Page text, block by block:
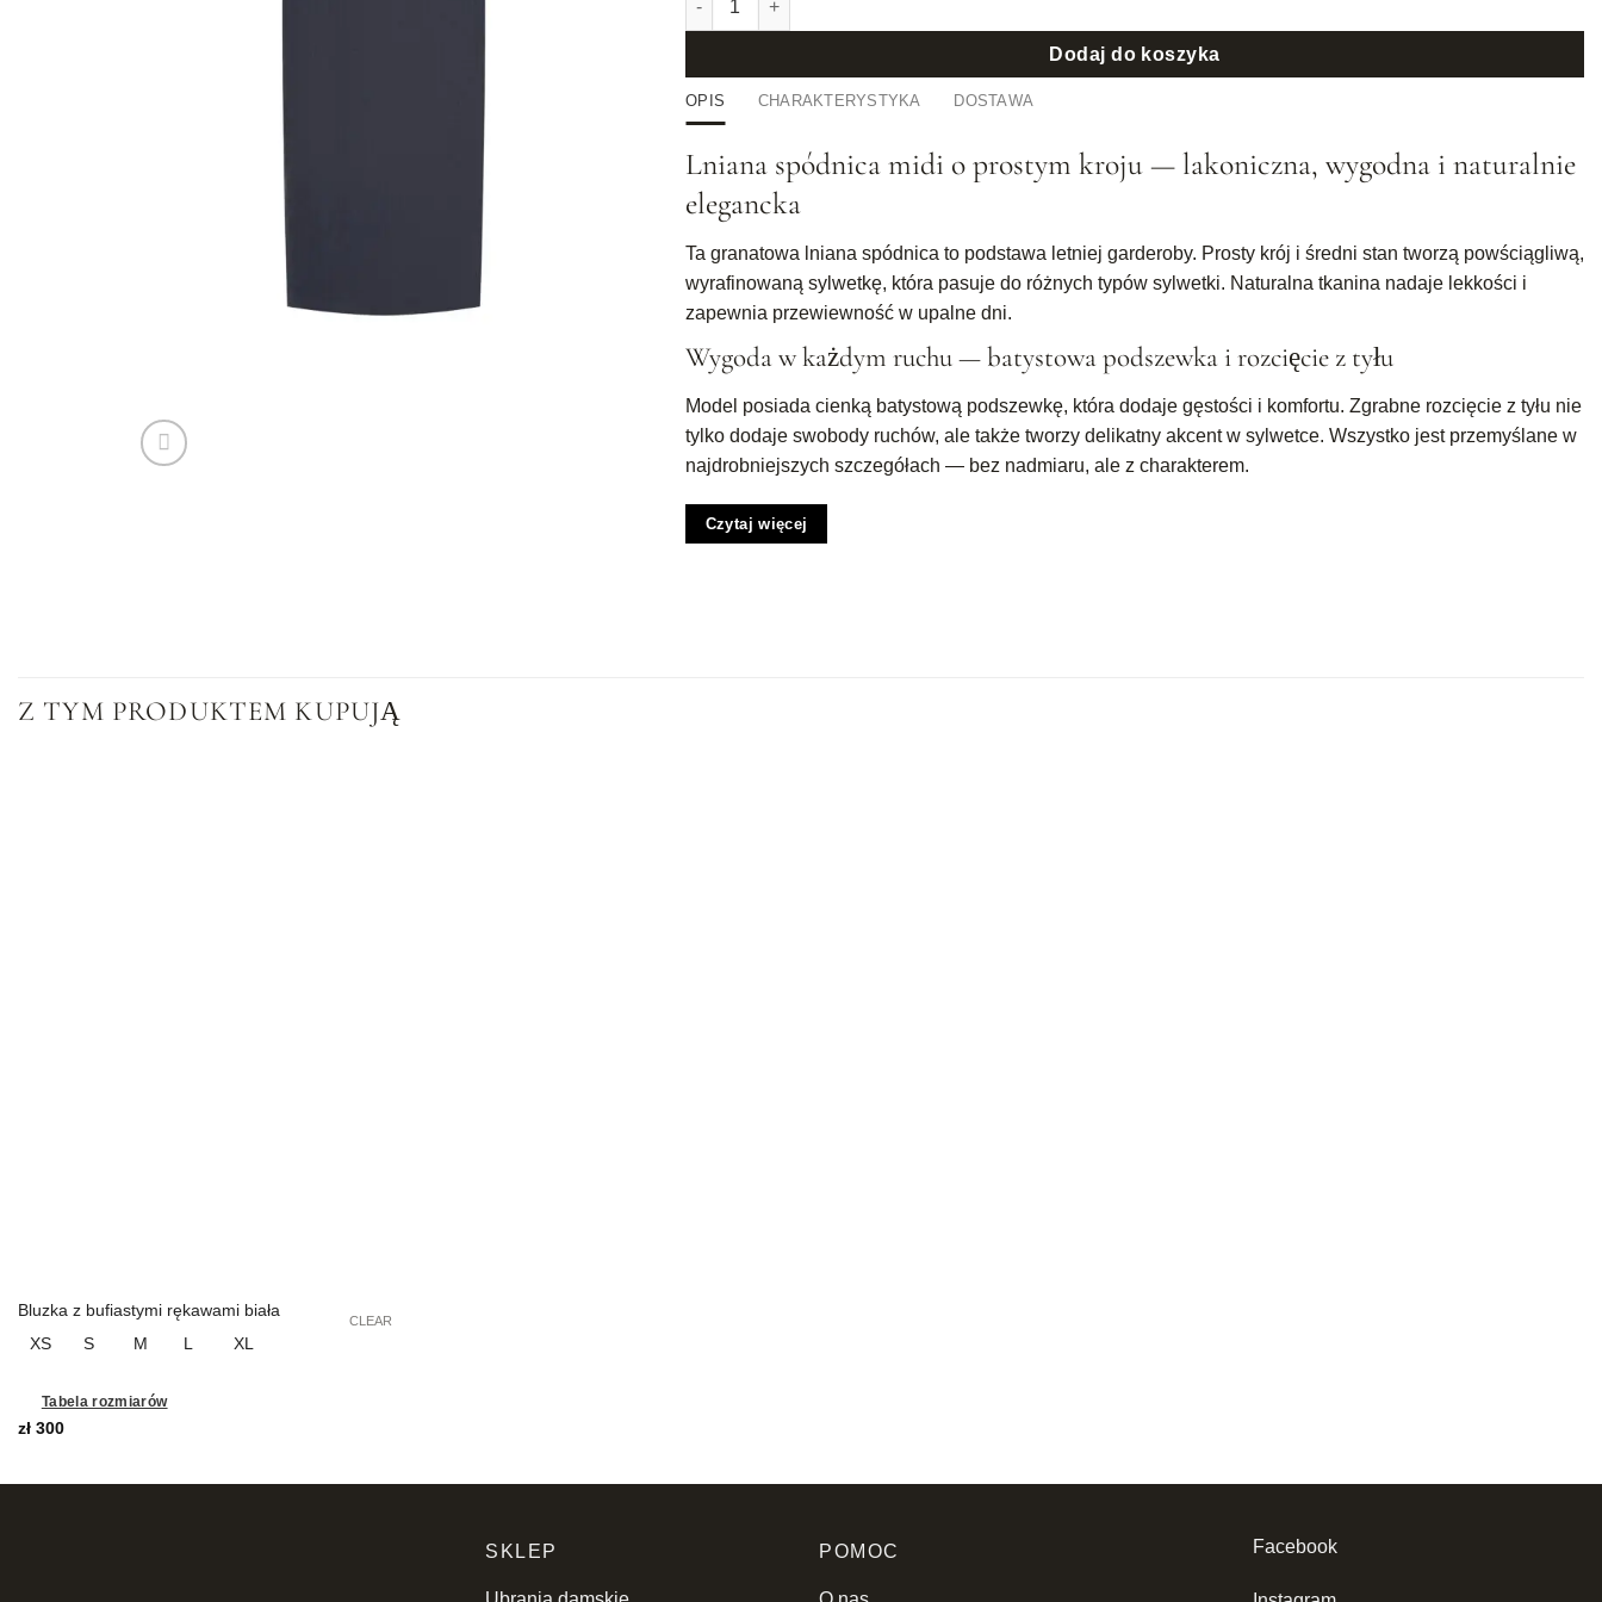
Dodaj do koszyka
OPIS CHARAKTERYSTYKA DOSTAWA
Lniana spódnica midi o prostym kroju — lakoniczna, wygodna i naturalnie
elegancka
Ta granatowa lniana spódnica to podstawa letniej garderoby. Prosty krój i średni stan tworzą powściągliwą,
wyrafinowaną sylwetkę, która pasuje do różnych typów sylwetki. Naturalna tkanina nadaje lekkości i
zapewnia przewiewność w upalne dni.
Wygoda w każdym ruchu — batystowa podszewka i rozcięcie z tyłu
Model posiada cienką batystową podszewkę, która dodaje gęstości i komfortu. Zgrabne rozcięcie z tyłu nie
tylko dodaje swobody ruchów, ale także tworzy delikatny akcent w sylwetce. Wszystko jest przemyślane w
najdrobniejszych szczegółach — bez nadmiaru, ale z charakterem.
Średni stan — uniwersalny i wygodny
Czytaj więcej
Z TYM PRODUKTEM KUPUJĄ
Bluzka z bufiastymi rękawami biała
XS
S M L XL
Tabela rozmiarów
CLEAR
zł300
SKLEP POMOC Facebook